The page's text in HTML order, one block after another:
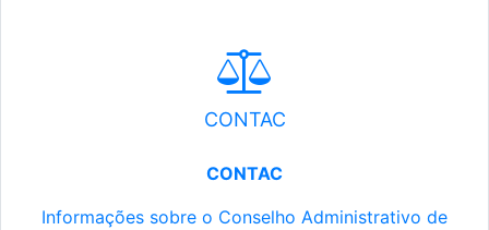
CONTAC
CONTAC
Informações sobre o Conselho Administrativo de